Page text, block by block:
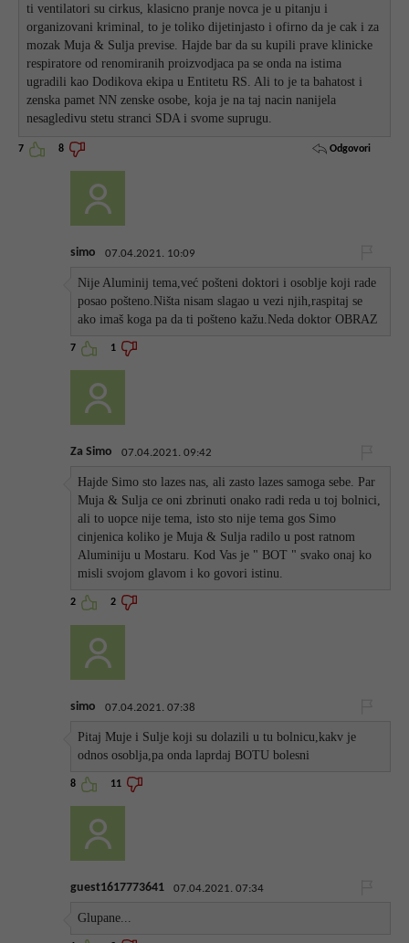
ti ventilatori su cirkus, klasicno pranje novca je u pitanju i
organizovani kriminal, to je toliko dijetinjasto i ofirno da je cak i za
mozak Muja & Sulja previse. Hajde bar da su kupili prave klinicke
respiratore od renomiranih proizvodjaca pa se onda na istima
ugradili kao Dodikova ekipa u Entitetu RS. Ali to je ta bahatost i
zenska pamet NN zenske osobe, koja je na taj nacin nanijela
nesagledivu stetu stranci SDA i svome suprugu.
7 8 Odgovori
simo 07.04.2021. 10:09
Nije Aluminij tema,već pošteni doktori i osoblje koji rade
posao pošteno.Ništa nisam slagao u vezi njih,raspitaj se
ako imaš koga pa da ti pošteno kažu.Neda doktor OBRAZ
7 1
Za Simo 07.04.2021. 09:42
Hajde Simo sto lazes nas, ali zasto lazes samoga sebe. Par
Muja & Sulja ce oni zbrinuti onako radi reda u toj bolnici,
ali to uopce nije tema, isto sto nije tema gos Simo
cinjenica koliko je Muja & Sulja radilo u post ratnom
Aluminiju u Mostaru. Kod Vas je " BOT " svako onaj ko
misli svojom glavom i ko govori istinu.
2 2
simo 07.04.2021. 07:38
Pitaj Muje i Sulje koji su dolazili u tu bolnicu,kakv je
odnos osoblja,pa onda laprdaj BOTU bolesni
8 11
guest1617773641 07.04.2021. 07:34
Glupane...